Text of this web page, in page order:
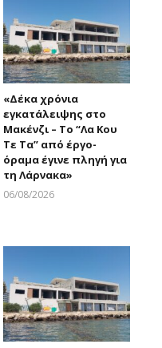
«Δέκα χρόνια
εγκατάλειψης στο
Μακένζι – Το “Λα Κου
Τε Τα” από έργο-
όραμα έγινε πληγή για
τη Λάρνακα»
06/08/2026